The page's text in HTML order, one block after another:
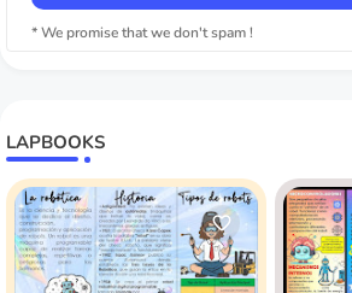
* We promise that we don't spam !
LAPBOOKS